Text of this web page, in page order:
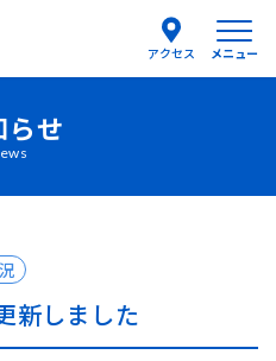
アクセス メニュー
らせ
新しました